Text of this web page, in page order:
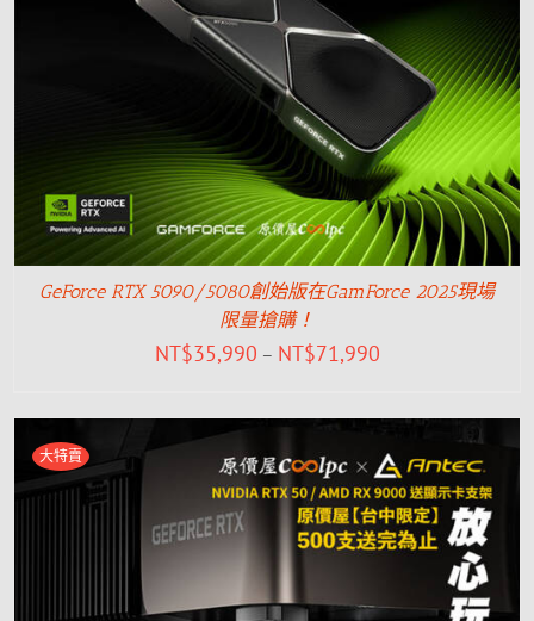
GeForce RTX 5090/5080創始版在GamForce 2025現場
限量搶購！
NT$35,990 – NT$71,990
大特賣